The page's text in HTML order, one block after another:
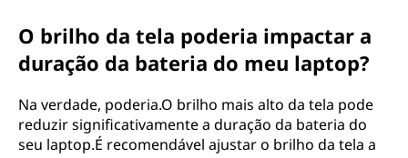
O brilho da tela poderia impactar a
duração da bateria do meu laptop?
Na verdade, poderia.O brilho mais alto da tela pode
reduzir significativamente a duração da bateria do
seu laptop.É recomendável ajustar o brilho da tela a